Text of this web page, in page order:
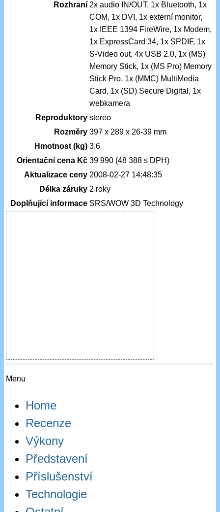
Rozhraní 2x audio IN/OUT, 1x Bluetooth, 1x
COM, 1x DVI, 1x externí monitor,
1x IEEE 1394 FireWire, 1x Modem,
1x ExpressCard 34, 1x SPDIF, 1x
S-Video out, 4x USB 2.0, 1x (MS)
Memory Stick, 1x (MS Pro) Memory
Stick Pro, 1x (MMC) MultiMedia
Card, 1x (SD) Secure Digital, 1x
webkamera
Reproduktory stereo
Rozměry 397 x 289 x 26-39 mm
Hmotnost (kg) 3.6
Orientační cena Kč 39 990 (48 388 s DPH)
Aktualizace ceny 2008-02-27 14:48:35
Délka záruky 2 roky
Doplňující informace SRS/WOW 3D Technology
Menu
Home
Recenze
Výkony
Představení
Příslušenství
Technologie